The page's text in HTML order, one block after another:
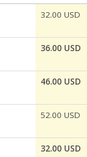
32.00 USD
36.00 USD
46.00 USD
52.00 USD
32.00 USD